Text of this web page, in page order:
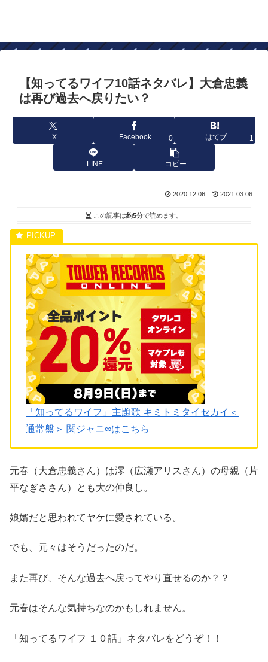
【知ってるワイフ10話ネタバレ】大倉忠義
は再び過去へ戻りたい？
X Facebook 0 はてブ 1
LINE コピー
2020.12.06 2021.03.06
この記事は約5分で読めます。
「知ってるワイフ」主題歌 キミトミタイセカイ＜
通常盤＞ 関ジャニ∞はこちら
元春（大倉忠義さん）は澪（広瀬アリスさん）の母親（片
平なぎささん）とも大の仲良し。
娘婿だと思われてヤケに愛されている。
でも、元々はそうだったのだ。
また再び、そんな過去へ戻ってやり直せるのか？？
元春はそんな気持ちなのかもしれません。
「知ってるワイフ １０話」ネタバレをどうぞ！！